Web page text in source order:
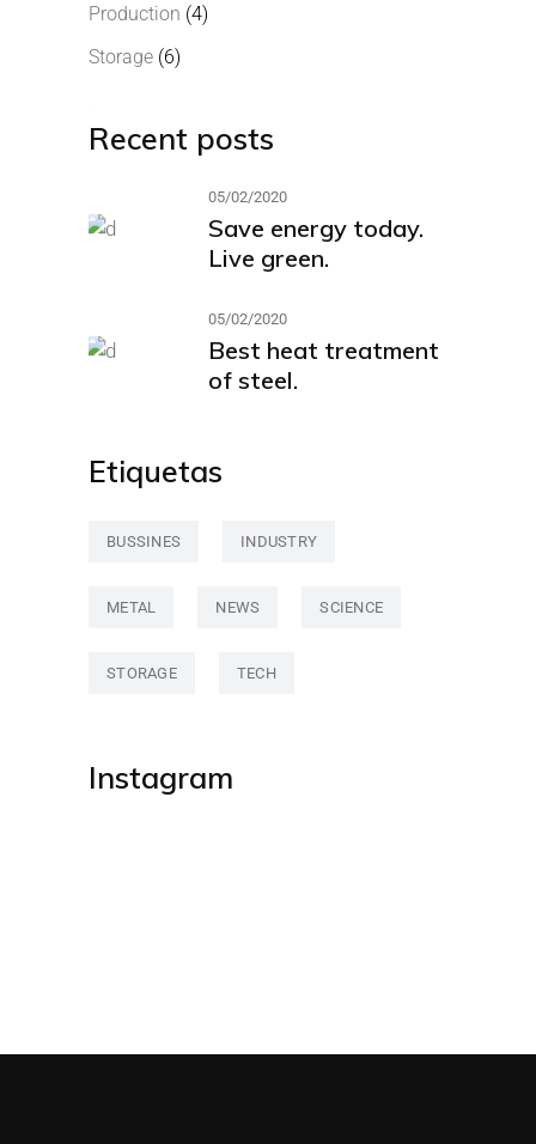
Production (4)
Storage (6)
Recent posts
05/02/2020
Save energy today.
Live green.
05/02/2020
Best heat treatment
of steel.
Etiquetas
BUSSINES INDUSTRY
METAL NEWS SCIENCE
STORAGE TECH
Instagram